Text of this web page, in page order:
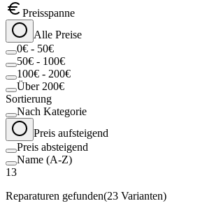
Preisspanne
Alle Preise
0€ - 50€
50€ - 100€
100€ - 200€
Über 200€
Sortierung
Nach Kategorie
Preis aufsteigend
Preis absteigend
Name (A-Z)
13
Reparaturen gefunden(23 Varianten)